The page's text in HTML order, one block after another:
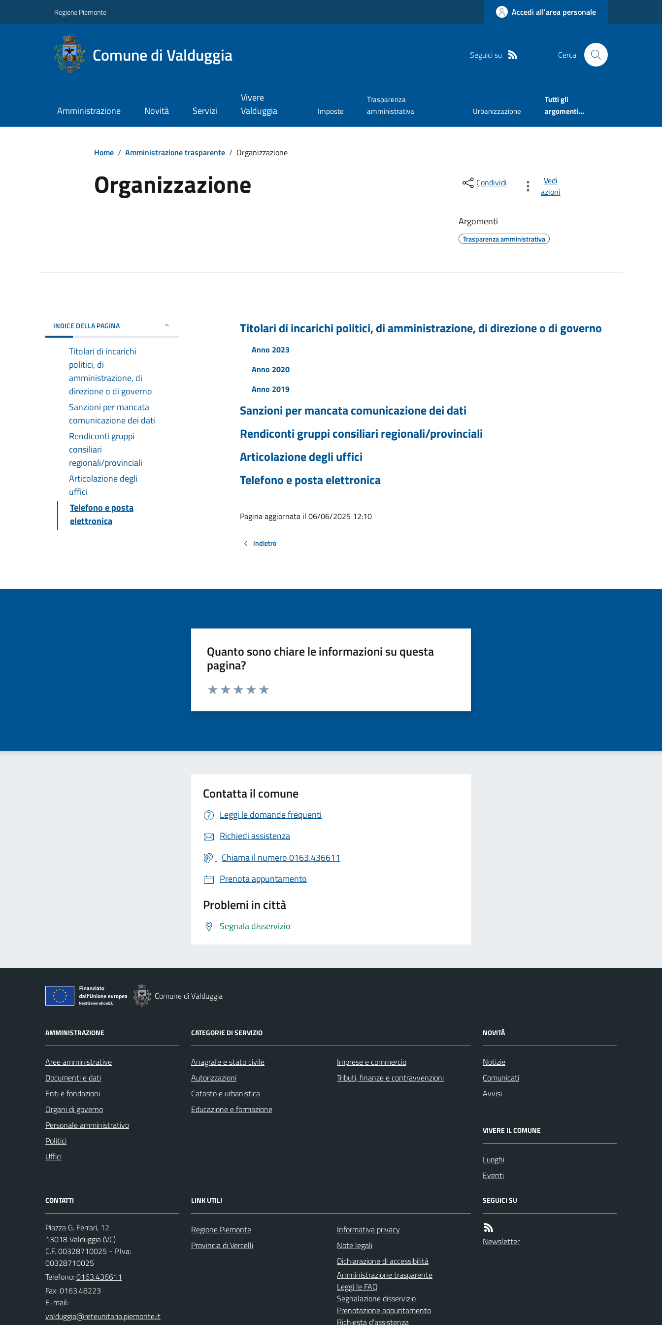
Regione Piemonte Accedi all'area personale
Comune di Valduggia Seguici su Cerca
Amministrazione Novità Servizi
Vivere
Valduggia
Imposte
Trasparenza
amministrativa
Urbanizzazione
Tutti gli
argomenti...
Home / Amministrazione trasparente / Organizzazione
Organizzazione Condividi
Vedi
azioni
Argomenti
Trasparenza amministrativa
INDICE DELLA PAGINA
Titolari di incarichi
politici, di
amministrazione, di
direzione o di governo
Sanzioni per mancata
comunicazione dei dati
Rendiconti gruppi
consiliari
regionali/provinciali
Articolazione degli
uffici
Telefono e posta
elettronica
Titolari di incarichi politici, di amministrazione, di direzione o di governo
Anno 2023
Anno 2020
Anno 2019
Sanzioni per mancata comunicazione dei dati
Rendiconti gruppi consiliari regionali/provinciali
Articolazione degli uffici
Telefono e posta elettronica
Pagina aggiornata il 06/06/2025 12:10
Indietro
Quanto sono chiare le informazioni su questa
pagina?
Valuta da 1 a 5 stelle la pagina
Contatta il comune
Leggi le domande frequenti
Richiedi assistenza
Chiama il numero 0163.436611
Prenota appuntamento
Problemi in città
Segnala disservizio
Comune di Valduggia
AMMINISTRAZIONE
Aree amministrative
Documenti e dati
Enti e fondazioni
Organi di governo
Personale amministrativo
Politici
Uffici
CATEGORIE DI SERVIZIO
Anagrafe e stato civile
Autorizzazioni
Catasto e urbanistica
Educazione e formazione
Imprese e commercio
Tributi, finanze e contravvenzioni
NOVITÀ
Notizie
Comunicati
Avvisi
VIVERE IL COMUNE
Luoghi
Eventi
CONTATTI
Piazza G. Ferrari, 12
13018 Valduggia (VC)
C.F. 00328710025 - P.Iva:
00328710025
Telefono:0163.436611
Fax: 0163.48223
E-mail:
LINK UTILI
Regione Piemonte
Provincia di Vercelli
Informativa privacy
Note legali
Dichiarazione di accessibilità
Amministrazione trasparente
Leggi le FAQ
Segnalazione disservizio
Prenotazione appuntamento
Richiesta d'assistenza
SEGUICI SU
Newsletter